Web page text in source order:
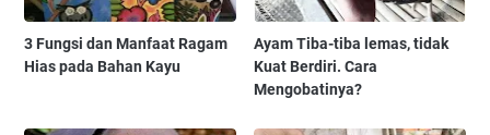
3 Fungsi dan Manfaat Ragam
Hias pada Bahan Kayu
Ayam Tiba-tiba lemas, tidak
Kuat Berdiri. Cara
Mengobatinya?